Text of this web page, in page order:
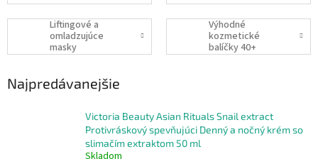
Liftingové a
omladzujúce
masky
Výhodné
kozmetické
balíčky 40+
Najpredávanejšie
Victoria Beauty Asian Rituals Snail extract
Protivráskový spevňujúci Denný a nočný krém so
slimačím extraktom 50 ml